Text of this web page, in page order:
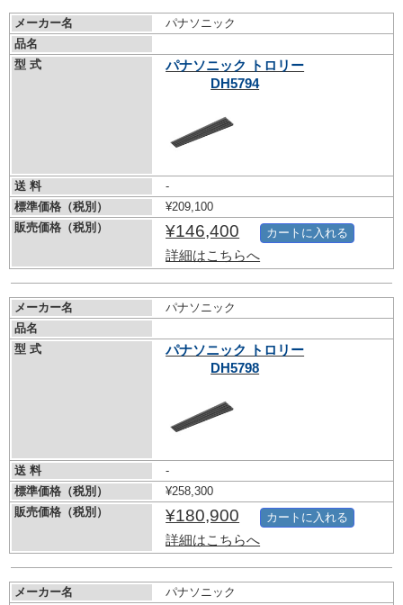
メーカー名
パナソニック
品名
型 式
パナソニック トロリー
DH5794
送 料
-
標準価格（税別）
¥209,100
販売価格（税別）
¥146,400
詳細はこちらへ
カートに入れる
メーカー名
パナソニック
品名
型 式
パナソニック トロリー
DH5798
送 料
-
標準価格（税別）
¥258,300
販売価格（税別）
¥180,900
詳細はこちらへ
カートに入れる
メーカー名
パナソニック